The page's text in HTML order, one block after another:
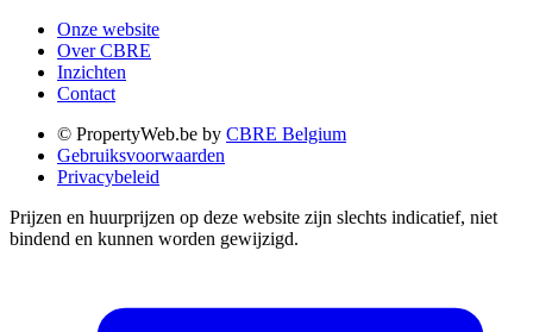
Onze website
Over CBRE
Inzichten
Contact
© PropertyWeb.be by CBRE Belgium
Gebruiksvoorwaarden
Privacybeleid
Prijzen en huurprijzen op deze website zijn slechts indicatief, niet
bindend en kunnen worden gewijzigd.